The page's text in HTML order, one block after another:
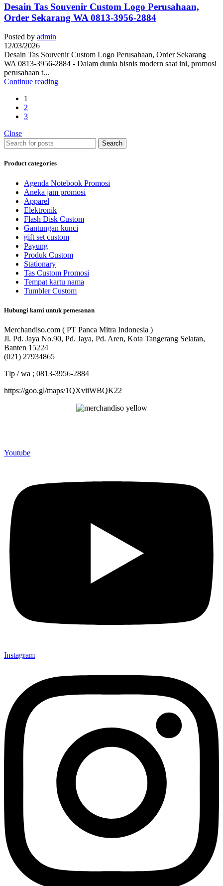
Desain Tas Souvenir Custom Logo Perusahaan,
Order Sekarang WA 0813-3956-2884
Posted by admin
12/03/2026
Desain Tas Souvenir Custom Logo Perusahaan, Order Sekarang
WA 0813-3956-2884 - Dalam dunia bisnis modern saat ini, promosi
perusahaan t...
Continue reading
1
2
3
Close
Search
Product categories
Agenda Notebook Promosi
Aneka jam promosi
Apparel
Elektronik
Flash Disk Custom
Gantungan kunci
gift set custom
Payung
Produk Custom
Stationary
Tas Custom Promosi
Tempat kartu nama
Tumbler Custom
Hubungi kami untuk pemesanan
Merchandiso.com ( PT Panca Mitra Indonesia )
Jl. Pd. Jaya No.90, Pd. Jaya, Pd. Aren, Kota Tangerang Selatan,
Banten 15224
(021) 27934865
Tlp / wa ; 0813-3956-2884
https://goo.gl/maps/1QXviiWBQK22
Youtube
Instagram